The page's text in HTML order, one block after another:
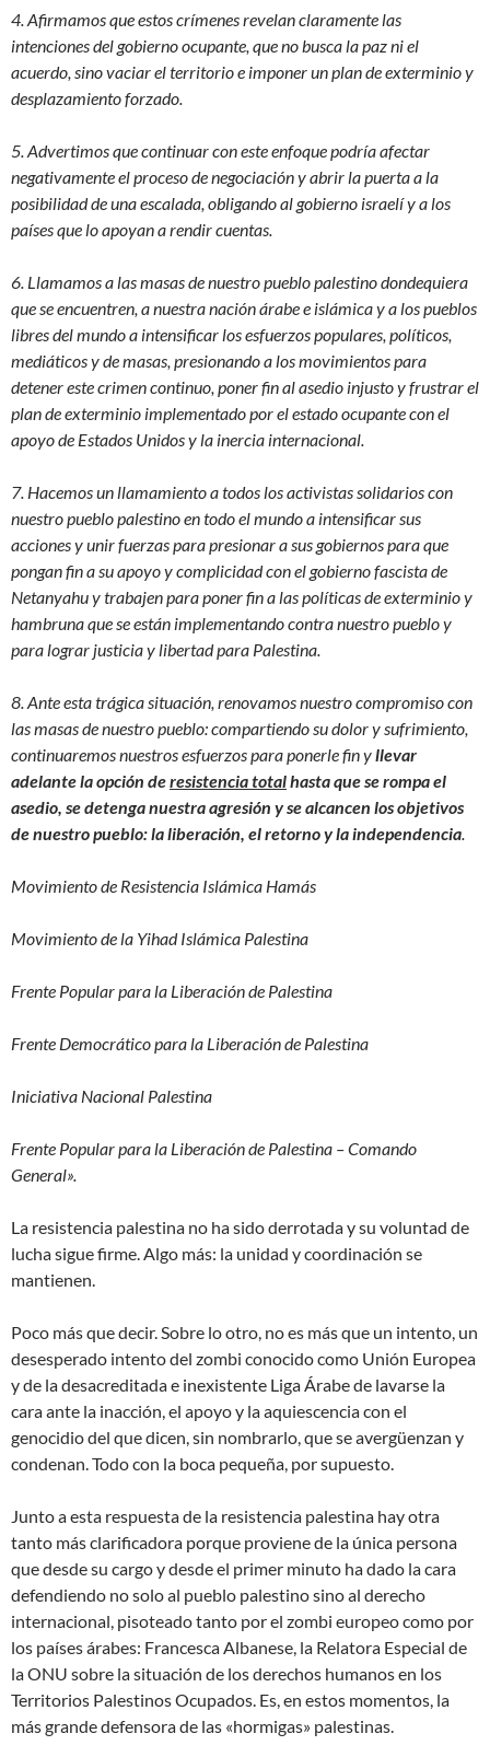
4. Afirmamos que estos crímenes revelan claramente las
intenciones del gobierno ocupante, que no busca la paz ni el
acuerdo, sino vaciar el territorio e imponer un plan de exterminio y
desplazamiento forzado.
5. Advertimos que continuar con este enfoque podría afectar
negativamente el proceso de negociación y abrir la puerta a la
posibilidad de una escalada, obligando al gobierno israelí y a los
países que lo apoyan a rendir cuentas.
6. Llamamos a las masas de nuestro pueblo palestino dondequiera
que se encuentren, a nuestra nación árabe e islámica y a los pueblos
libres del mundo a intensificar los esfuerzos populares, políticos,
mediáticos y de masas, presionando a los movimientos para
detener este crimen continuo, poner fin al asedio injusto y frustrar el
plan de exterminio implementado por el estado ocupante con el
apoyo de Estados Unidos y la inercia internacional.
7. Hacemos un llamamiento a todos los activistas solidarios con
nuestro pueblo palestino en todo el mundo a intensificar sus
acciones y unir fuerzas para presionar a sus gobiernos para que
pongan fin a su apoyo y complicidad con el gobierno fascista de
Netanyahu y trabajen para poner fin a las políticas de exterminio y
hambruna que se están implementando contra nuestro pueblo y
para lograr justicia y libertad para Palestina.
8. Ante esta trágica situación, renovamos nuestro compromiso con
las masas de nuestro pueblo: compartiendo su dolor y sufrimiento,
continuaremos nuestros esfuerzos para ponerle fin yllevar
adelante la opción deresistencia totalhasta que se rompa el
asedio, se detenga nuestra agresión y se alcancen los objetivos
de nuestro pueblo: la liberación, el retorno y la independencia.
Movimiento de Resistencia Islámica Hamás
Movimiento de la Yihad Islámica Palestina
Frente Popular para la Liberación de Palestina
Frente Democrático para la Liberación de Palestina
Iniciativa Nacional Palestina
Frente Popular para la Liberación de Palestina – Comando
General».
La resistencia palestina no ha sido derrotaday su voluntad de
lucha sigue firme. Algo más: la unidad y coordinación se
mantienen.
Poco más que decir. Sobre lo otro, no es más que un intento, un
desesperado intento del zombi conocido como Unión Europea
y de la desacreditada e inexistente Liga Árabe de lavarse la
cara ante la inacción, el apoyo y la aquiescencia con el
genocidio del que dicen, sin nombrarlo, que se avergüenzan y
condenan. Todo con la boca pequeña, por supuesto.
Junto a esta respuesta de la resistencia palestina hay otra
tanto más clarificadora porque proviene de la única persona
que desde su cargo y desde el primer minuto ha dado la cara
defendiendo no solo al pueblo palestino sino al derecho
internacional, pisoteado tanto por el zombi europeo como por
los países árabes: Francesca Albanese, la Relatora Especial de
la ONU sobre la situación de los derechos humanos en los
Territorios Palestinos Ocupados. Es, en estos momentos, la
más grande defensora de las «hormigas» palestinas.